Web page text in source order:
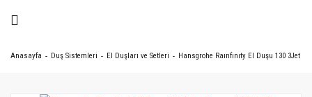
Anasayfa Duş Sistemleri El Duşları ve Setleri Hansgrohe Raınfınıty El Duşu 130 3Jet